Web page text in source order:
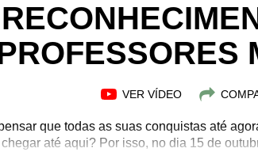
VER VÍDEO
que todas as suas conquistas até
até aqui? Por isso, no dia 15 de